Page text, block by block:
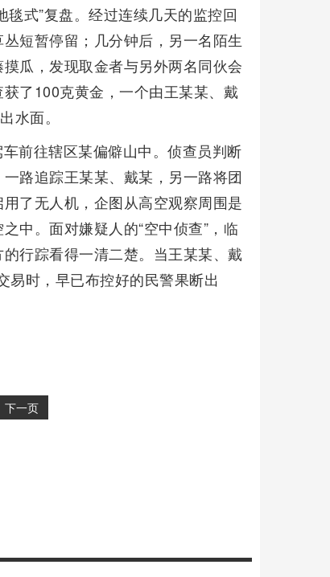
式”复盘。经过连续几天的监控回
短暂停留；几分钟后，另一名陌生
瓜，发现取金者与另外两名同伙会
了100克黄金，一个由王某某、戴
水面。
前往辖区某偏僻山中。侦查员判断
路追踪王某某、戴某，另一路将团
了无人机，企图从高空观察周围是
中。面对嫌疑人的“空中侦查”，临
行踪看得一清二楚。当王某某、戴
易时，早已布控好的民警果断出
下一页